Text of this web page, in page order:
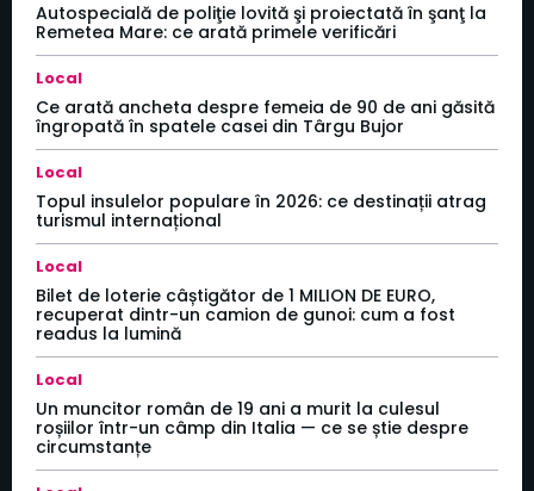
Autospecială de poliţie lovită şi proiectată în şanţ la
Remetea Mare: ce arată primele verificări
Local
Ce arată ancheta despre femeia de 90 de ani găsită
îngropată în spatele casei din Târgu Bujor
Local
Topul insulelor populare în 2026: ce destinații atrag
turismul internațional
Local
Bilet de loterie câștigător de 1 MILION DE EURO,
recuperat dintr-un camion de gunoi: cum a fost
readus la lumină
Local
Un muncitor român de 19 ani a murit la culesul
roșiilor într-un câmp din Italia — ce se știe despre
circumstanțe